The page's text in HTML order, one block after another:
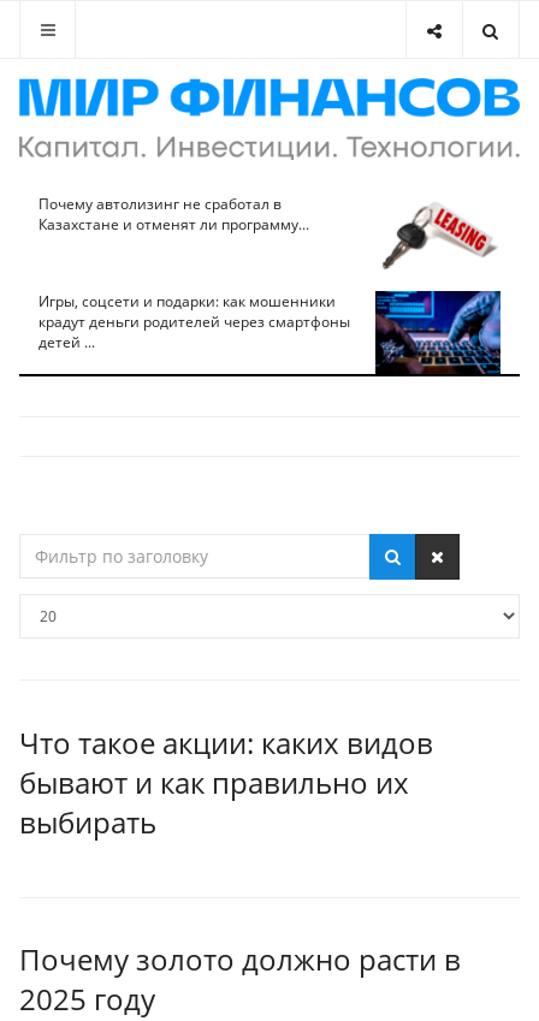
Почему автолизинг не сработал в
Казахстане и отменят ли программу...
Игры, соцсети и подарки: как мошенники
крадут деньги родителей через смартфоны
детей ...
по
Что такое акции: каких видов
бывают и как правильно их
выбирать
Почему золото должно расти в
2025 году